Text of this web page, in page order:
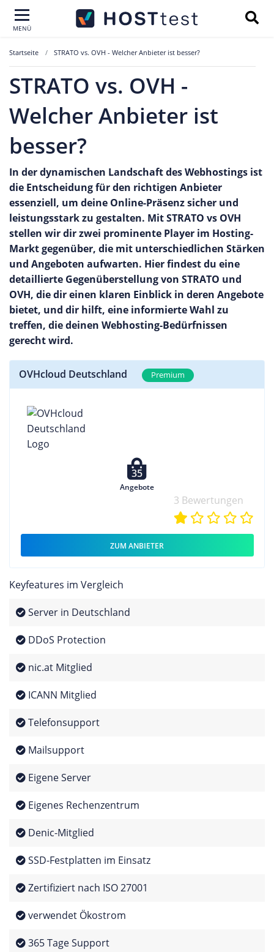
MENÜ
Startseite STRATO vs. OVH - Welcher Anbieter ist besser?
STRATO vs. OVH -
Welcher Anbieter ist
besser?
In der dynamischen Landschaft des Webhostings ist
die Entscheidung für den richtigen Anbieter
essenziell, um deine Online-Präsenz sicher und
leistungsstark zu gestalten. Mit STRATO vs OVH
stellen wir dir zwei prominente Player im Hosting-
Markt gegenüber, die mit unterschiedlichen Stärken
und Angeboten aufwarten. Hier findest du eine
detaillierte Gegenüberstellung von STRATO und
OVH, die dir einen klaren Einblick in deren Angebote
bietet, und dir hilft, eine informierte Wahl zu
treffen, die deinen Webhosting-Bedürfnissen
gerecht wird.
OVHcloud Deutschland Premium
35
Angebote
3 Bewertungen
ZUM ANBIETER
Keyfeatures im Vergleich
Server in Deutschland
DDoS Protection
nic.at Mitglied
ICANN Mitglied
Telefonsupport
Mailsupport
Eigene Server
Eigenes Rechenzentrum
Denic-Mitglied
SSD-Festplatten im Einsatz
Zertifiziert nach ISO 27001
verwendet Ökostrom
365 Tage Support